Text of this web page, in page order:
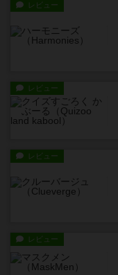
レビュー
レビュー
レビュー
レビュー